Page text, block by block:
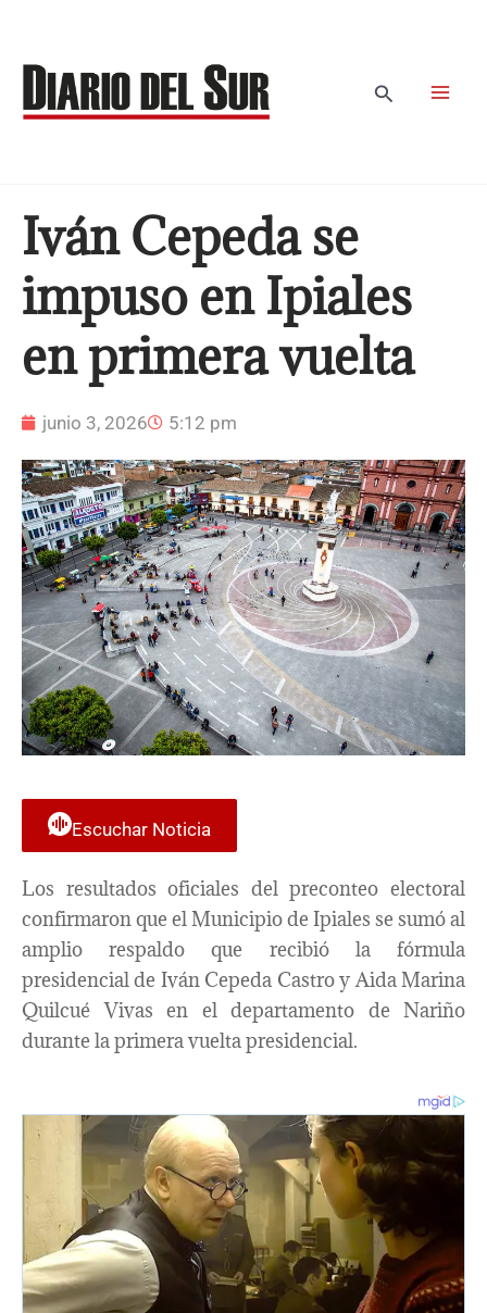
contenido
Buscar
Iván Cepeda se
impuso en Ipiales
en primera vuelta
junio 3, 2026 5:12 pm
Escuchar Noticia
Los resultados oficiales del preconteo electoral
confirmaron que el Municipio de Ipiales se sumó al
amplio respaldo que recibió la fórmula
presidencial de Iván Cepeda Castro y Aida Marina
Quilcué Vivas en el departamento de Nariño
durante la primera vuelta presidencial.